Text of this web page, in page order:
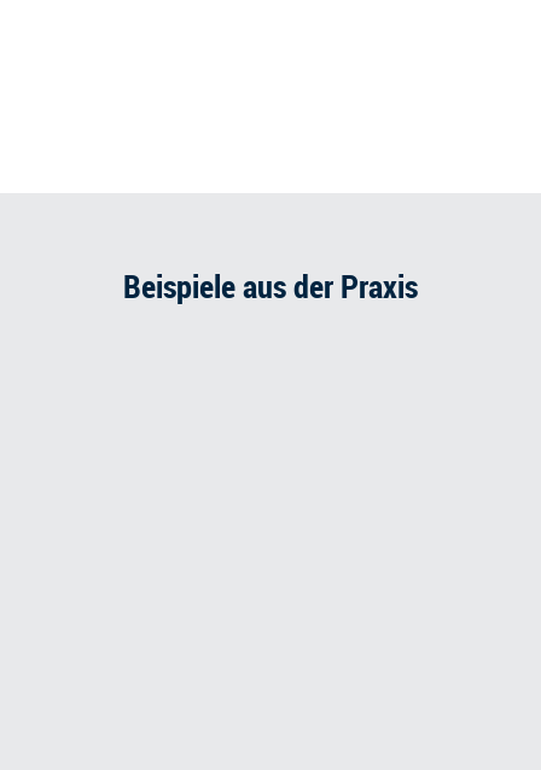
Beispiele aus der Praxis